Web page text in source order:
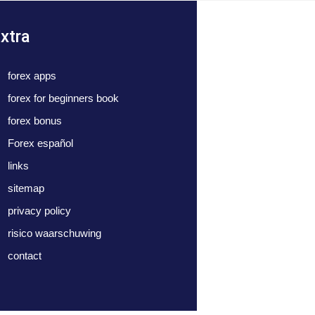
forex apps
forex for beginners book
forex bonus
Forex español
links
sitemap
privacy policy
risico waarschuwing
contact